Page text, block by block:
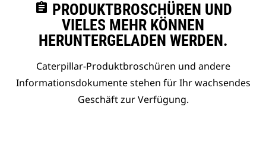
assignment PRODUKTBROSCHÜREN UND
VIELES MEHR KÖNNEN
HERUNTERGELADEN WERDEN.
Caterpillar-Produktbroschüren und andere
Informationsdokumente stehen für Ihr wachsendes
Geschäft zur Verfügung.